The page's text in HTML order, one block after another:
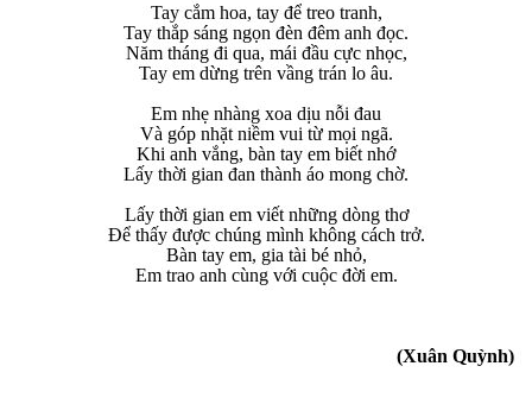
Tay cắm hoa, tay để treo tranh,
Tay thắp sáng ngọn đèn đêm anh đọc.
Năm tháng đi qua, mái đầu cực nhọc,
Tay em dừng trên vầng trán lo âu.
Em nhẹ nhàng xoa dịu nỗi đau
Và góp nhặt niềm vui từ mọi ngã.
Khi anh vắng, bàn tay em biết nhớ
Lấy thời gian đan thành áo mong chờ.
Lấy thời gian em viết những dòng thơ
Để thấy được chúng mình không cách trở.
Bàn tay em, gia tài bé nhỏ,
Em trao anh cùng với cuộc đời em.
(Xuân Quỳnh)